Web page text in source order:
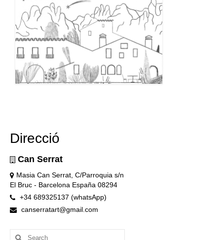
Direcció
Can Serrat
Masia Can Serrat, C/Parroquia s/n
El Bruc - Barcelona España 08294
+34 689325137 (whatsApp)
canserratart@gmail.com
Search